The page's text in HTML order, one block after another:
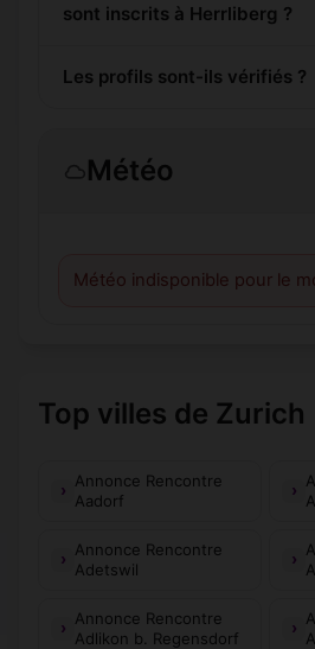
sont inscrits à Herrliberg ?
Les profils sont-ils vérifiés ?
Météo
Météo indisponible pour le
Top villes de Zurich
Annonce Rencontre
Aadorf
Annonce Rencontre
Adetswil
Annonce Rencontre
Adlikon b. Regensdorf